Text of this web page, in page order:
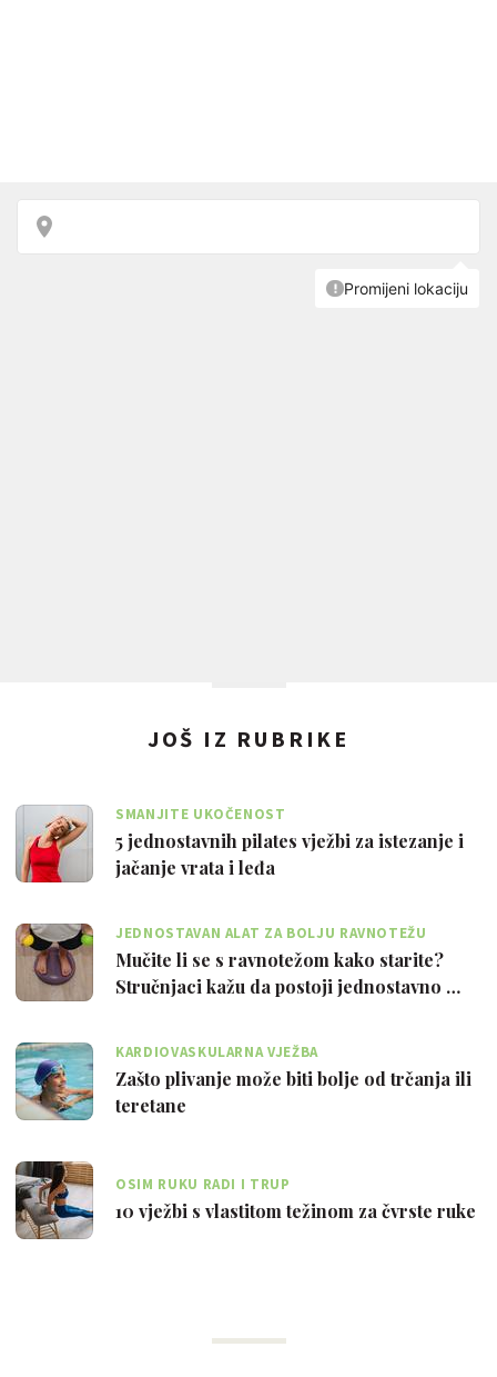
JOŠ IZ RUBRIKE
SMANJITE UKOČENOST
5 jednostavnih pilates vježbi za istezanje i
jačanje vrata i leđa
JEDNOSTAVAN ALAT ZA BOLJU RAVNOTEŽU
Mučite li se s ravnotežom kako starite?
Stručnjaci kažu da postoji jednostavno …
KARDIOVASKULARNA VJEŽBA
Zašto plivanje može biti bolje od trčanja ili
teretane
OSIM RUKU RADI I TRUP
10 vježbi s vlastitom težinom za čvrste ruke